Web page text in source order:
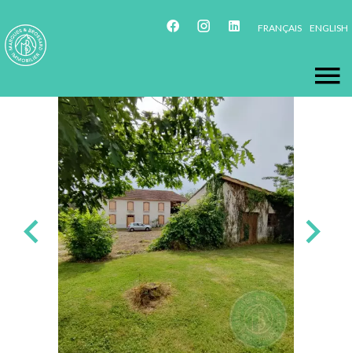
FRANÇAIS ENGLISH